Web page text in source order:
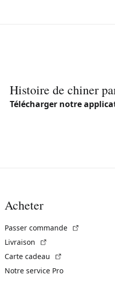
Histoire de chiner
Télécharger notre
Acheter
Passer commande
Livraison
Carte cadeau
Notre service Pro